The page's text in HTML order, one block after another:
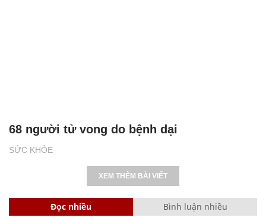
SỨC KHỎE
68 người tử vong do bệnh dại
XEM THÊM BÀI VIẾT
Đọc nhiều Bình luận nhiều